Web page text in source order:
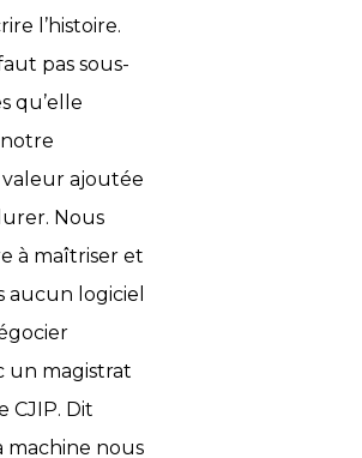
l’histoire.
pas sous-
qu’elle
ajoutée
Nous
à maîtriser et
aucun logiciel
un magistrat
CJIP. Dit
machine nous